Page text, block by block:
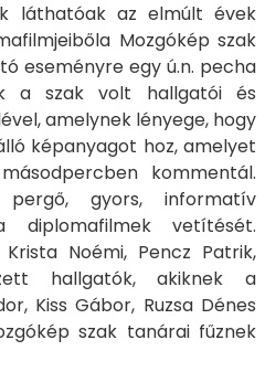
láthatóak az elmúlt évek
Mozgókép szak
eseményre egy ú.n. pecha
a szak volt hallgatói és
amelynek lényege, hogy
képanyagot hoz, amelyet
kommentál.
gyors, informatív
diplomafilmek vetítését.
Noémi, Pencz Patrik,
hallgatók, akiknek a
Kiss Gábor, Ruzsa Dénes
szak tanárai fűznek